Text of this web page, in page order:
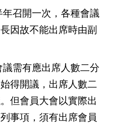
召開一次，各種會議
因故不能出席時由副
需有應出席人數二分
得開議，出席人數二
但會員大會以實際出
事項，須有出席會員